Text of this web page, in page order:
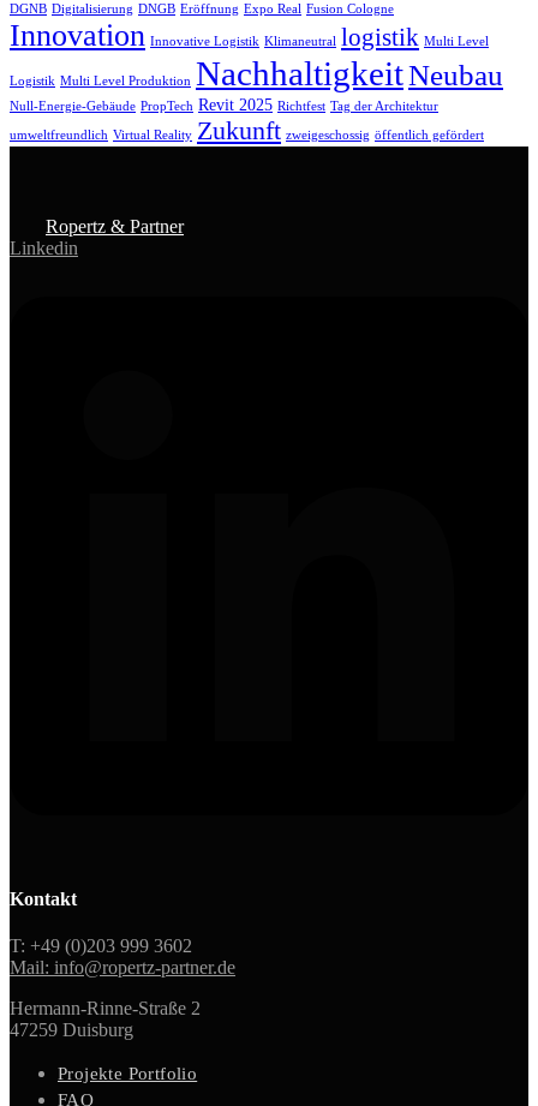
DGNB Digitalisierung DNGB Eröffnung Expo Real Fusion Cologne
Innovation Innovative Logistik Klimaneutral logistik Multi Level
Logistik Multi Level Produktion NachhaltigkeitNeubau
Null-Energie-Gebäude PropTech Revit 2025 Richtfest Tag der Architektur
umweltfreundlich Virtual Reality Zukunft zweigeschossig öffentlich gefördert
Ropertz & Partner
Linkedin
Kontakt
T: +49 (0)203 999 3602
Mail: info@ropertz-partner.de
Hermann-Rinne-Straße 2
47259 Duisburg
Projekte Portfolio
FAQ